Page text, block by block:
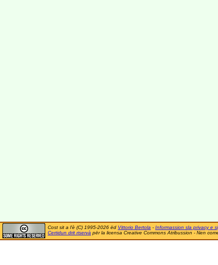
Cost sit a l'è (C) 1995-2026 ëd Vittorio Bertola - Informassion sla privacy e
Certidun drit riservà për la licensa Creative Commons Atribussion - Nen